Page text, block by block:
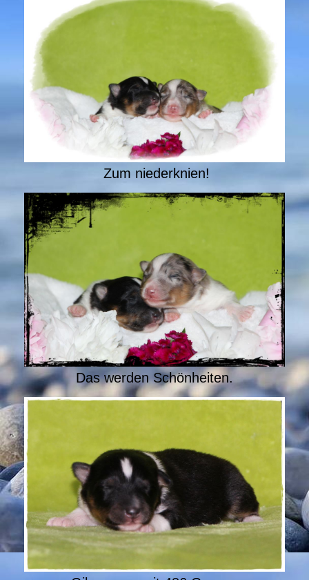
Zum niederknien!
Das werden Schönheiten.